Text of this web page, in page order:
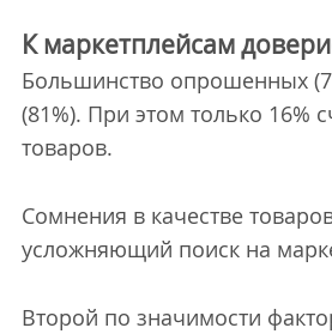
К маркетплейсам
Большинство опрошенных
(81%). При этом только 16%
товаров.
Сомнения в качестве
усложняющий поиск на
Второй по значимости